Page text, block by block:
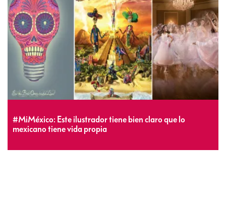
#MiMéxico: Este ilustrador tiene bien claro que lo
mexicano tiene vida propia